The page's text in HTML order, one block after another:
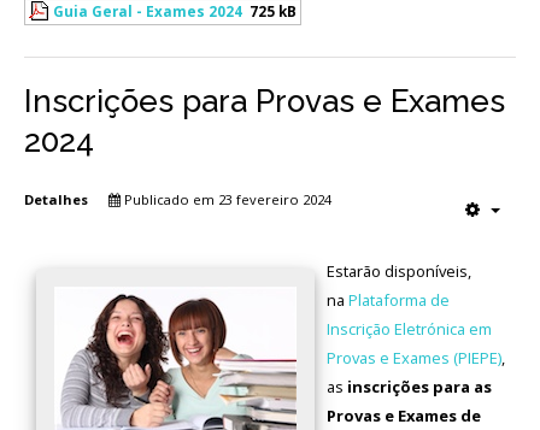
Guia Geral - Exames 2024 725 kB
Inscrições para Provas e Exames
2024
Detalhes Publicado em 23 fevereiro 2024
Estarão disponíveis,
na Plataforma de
Inscrição Eletrónica em
Provas e Exames (PIEPE),
as inscrições para as
Provas e Exames de